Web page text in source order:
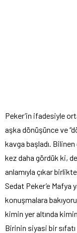
Peker’in ifadesiyle
aşka dönüşünce ve
kavga başladı.
kez daha gördük ki,
anlamıyla çıkar
Sedat Peker’e Mafya
konuşmalara
kimin yer altında
Birinin siyasi bir